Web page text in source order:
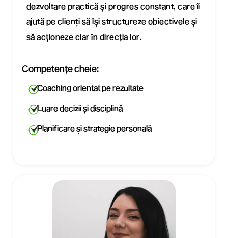
dezvoltare practică și progres constant, care îi
ajută pe clienți să își structureze obiectivele și
să acționeze clar în direcția lor.
Competențe cheie:
Coaching orientat pe rezultate
Luare decizii și disciplină
Planificare și strategie personală